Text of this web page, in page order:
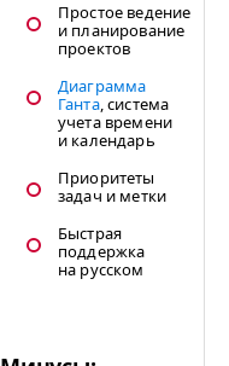
Простое ведение
и планирование
проектов
Диаграмма
Ганта, система
учета времени
и календарь
Приоритеты
задач и метки
Быстрая
поддержка
на русском